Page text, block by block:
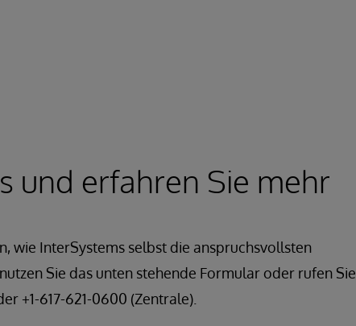
und erfahren Sie mehr
wie InterSystems selbst die anspruchsvollsten
Sie das unten stehende Formular oder rufen Sie
+1-617-621-0600 (Zentrale).